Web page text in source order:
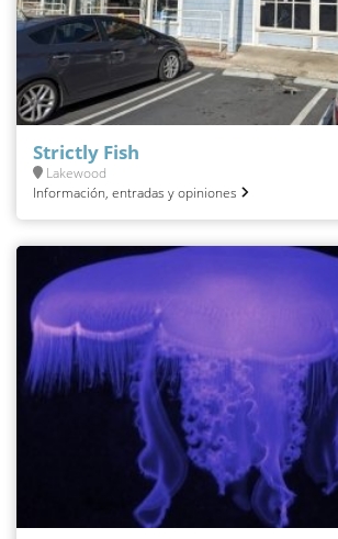
Strictly Fish
Lakewood
Información, entradas y opiniones